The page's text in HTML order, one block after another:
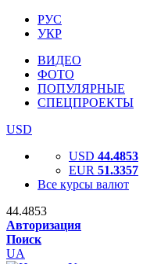
РУС
УКР
ВИДЕО
ФОТО
ПОПУЛЯРНЫЕ
СПЕЦПРОЕКТЫ
USD
USD 44.4853
EUR 51.3357
Все курсы валют
44.4853
Авторизация
Поиск
UA